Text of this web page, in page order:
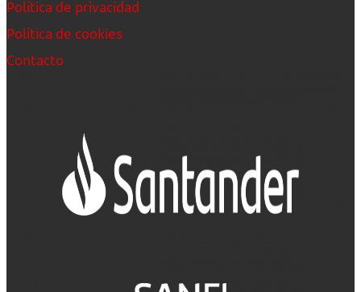
Política de privacidad
Política de cookies
Contacto